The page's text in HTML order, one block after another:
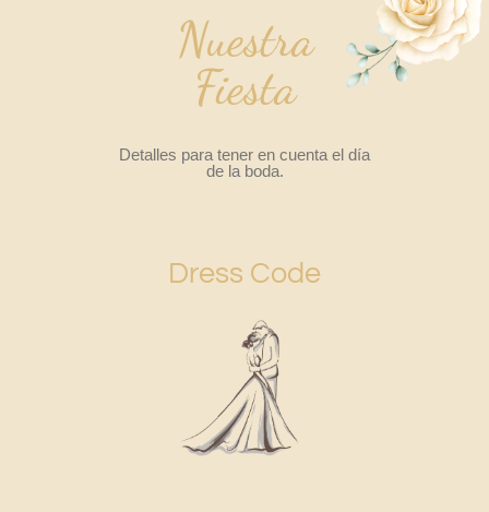
Nuestra
Fiesta
Detalles para tener en cuenta el día
de la boda.
Dress Code